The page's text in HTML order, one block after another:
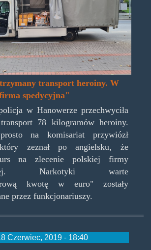
transport heroiny. W
spedycyjna"
w Hanowerze przechwyciła
78 kilogramów heroiny.
na komisariat przywiózł
zeznał po angielsku, że
na zlecenie polskiej firmy
Narkotyki warte
kwotę w euro" zostały
przez funkcjonariuszy.
Czerwiec, 2019 - 18:40